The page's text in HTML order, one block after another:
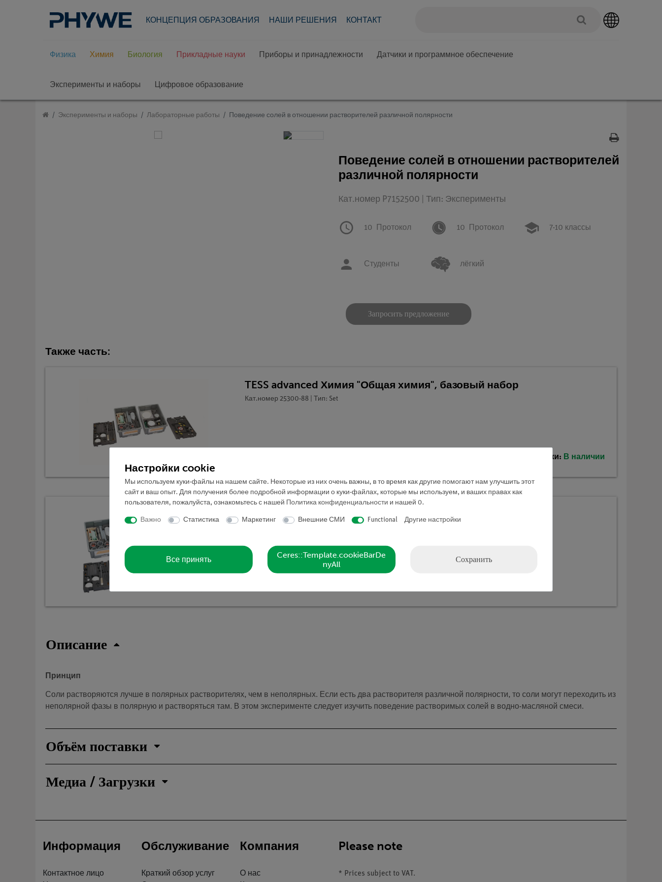
КОНЦЕПЦИЯ ОБРАЗОВАНИЯ НАШИ РЕШЕНИЯ КОНТАКТ
Физика Химия Биология Прикладные науки Приборы и принадлежности Датчики и программное обеспечение
Эксперименты и наборы Цифровое образование
Эксперименты и наборы Лабораторные работы Поведение солей в отношении растворителей различной полярности
Поведение солей в отношении растворителей
различной полярности
Кат.номер P7152500 | Тип: Эксперименты
10 Протокол 10 Протокол 7-10 классы
Студенты лёгкий
Запросить предложение
Также часть:
TESS advanced Химия "Общая химия", базовый набор
Кат.номер 25300-88 | Тип: Set
Время доставки: В наличии
TESS advanced Химия "Общая химия", базовый набор
Описание
Принцип
Соли растворяются лучше в полярных растворителях, чем в неполярных. Если есть два растворителя различной полярности, то соли могут переходить из
неполярной фазы в полярную и растворяться там. В этом эксперименте следует изучить поведение растворимых солей в водно-масляной смеси.
Объём поставки
Медиа / Загрузки
Информация
Контактное лицо
Обслуживание
Краткий обзор услуг
Компания
О нас
Please note
* Prices subject to VAT.
Настройки cookie
Мы используем куки-файлы на нашем сайте. Некоторые из них очень важны, в то время как другие помогают нам улучшить этот
сайт и ваш опыт. Для получения более подробной информации о куки-файлах, которые мы используем, и ваших правах как
пользователя, пожалуйста, ознакомьтесь с нашей
Политика конфиденциальности и нашей 0.
Важно Статистика Маркетинг Внешние СМИ Functional Другие настройки
Все принять
Ceres::Template.cookieBarDe
nyAll
Сохранить